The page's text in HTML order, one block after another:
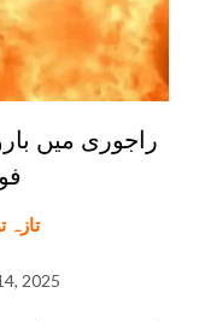
راجوری میں
تازہ
2025